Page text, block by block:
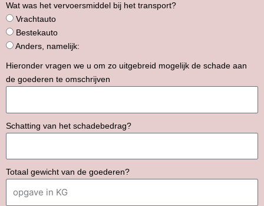
Wat was het vervoersmiddel bij het transport?
Vrachtauto
Bestekauto
Anders, namelijk:
Hieronder vragen we u om zo uitgebreid mogelijk de schade aan
de goederen te omschrijven
Schatting van het schadebedrag?
Totaal gewicht van de goederen?